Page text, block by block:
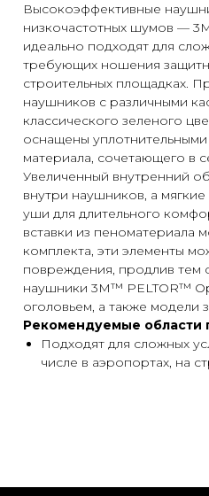
Высокоэффективные
низкочастотных шумов —
идеально подходят для
требующих ношения
строительных площадках.
наушников с различными
классического зеленого
оснащены
материала, сочетающего в
Увеличенный внутренний
внутри наушников, а
уши для длительного
вставки из пеноматериала
комплекта, эти элементы
повреждения, продлив тем
наушники 3M™ PELTOR™
оголовьем, а также модели
Рекомендуемые области
Подходят для сложных
числе в аэропортах, на